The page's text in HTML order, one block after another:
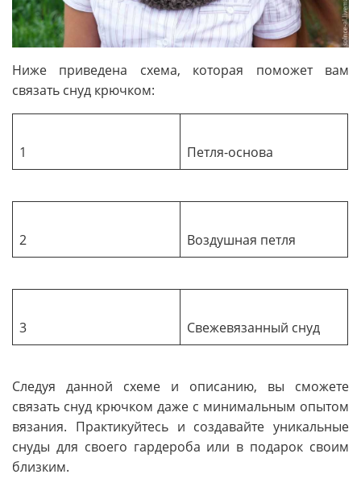
Ниже приведена схема, которая поможет вам
связать снуд крючком:
1 Петля-основа
2 Воздушная петля
3 Свежевязанный снуд
Следуя данной схеме и описанию, вы сможете
связать снуд крючком даже с минимальным опытом
вязания. Практикуйтесь и создавайте уникальные
снуды для своего гардероба или в подарок своим
близким.